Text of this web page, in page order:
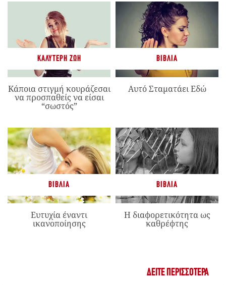
ΚΑΛΎΤΕΡΗ ΖΩΉ
Κάποια στιγμή κουράζεσαι
να προσπαθείς να είσαι
“σωστός”
ΒΙΒΛΊΑ
Αυτό Σταματάει Εδώ
ΒΙΒΛΊΑ
Ευτυχία έναντι
ικανοποίησης
ΒΙΒΛΊΑ
Η διαφορετικότητα ως
καθρέφτης
ΔΕΊΤΕ ΠΕΡΙΣΣΌΤΕΡΑ